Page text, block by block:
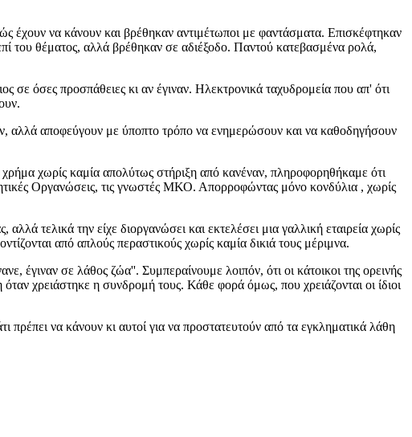
να κάνουν και βρέθηκαν αντιμέτωποι με φαντάσματα. Επισκέφτηκαν
του θέματος, αλλά βρέθηκαν σε αδιέξοδο. Παντού κατεβασμένα ρολά,
όσες προσπάθειες κι αν έγιναν. Ηλεκτρονικά ταχυδρομεία που απ' ότι
αλλά αποφεύγουν με ύποπτο τρόπο να ενημερώσουν και να καθοδηγήσουν
χωρίς καμία απολύτως στήριξη από κανέναν, πληροφορηθήκαμε ότι
Οργανώσεις, τις γνωστές ΜΚΟ. Απορροφώντας μόνο κονδύλια , χωρίς
τελικά την είχε διοργανώσει και εκτελέσει μια γαλλική εταιρεία χωρίς
από απλούς περαστικούς χωρίς καμία δικιά τους μέριμνα.
σε λάθος ζώα''. Συμπεραίνουμε λοιπόν, ότι οι κάτοικοι της ορεινής
χρειάστηκε η συνδρομή τους. Κάθε φορά όμως, που χρειάζονται οι ίδιοι
να κάνουν κι αυτοί για να προστατευτούν από τα εγκληματικά λάθη